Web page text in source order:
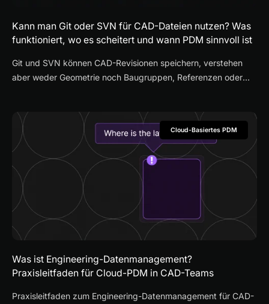
Kann man Git oder SVN für CAD-Dateien nutzen? Was
funktioniert, wo es scheitert und wann PDM sinnvoll ist
Git und SVN können CAD-Revisionen speichern, verstehen
aber weder Geometrie noch Baugruppen, Referenzen oder
CAD-spezifisches PDM praktischer wird.
Cloud-Basiertes PDM
Was ist Engineering-Datenmanagement?
Praxisleitfaden für Cloud-PDM in CAD-Teams
Praxisleitfaden zum Engineering-Datenmanagement für CAD-